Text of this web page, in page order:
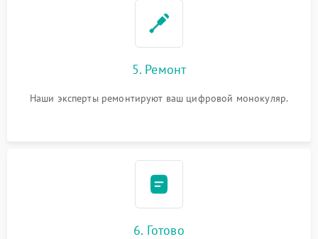
5. Ремонт
Наши эксперты ремонтируют ваш цифровой монокуляр.
6. Готово